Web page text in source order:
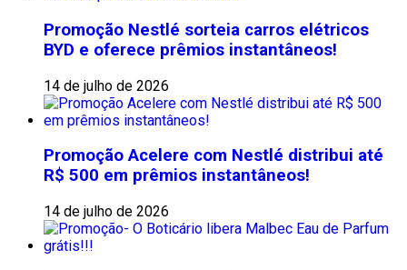
Promoção Nestlé sorteia carros elétricos
BYD e oferece prêmios instantâneos!
14 de julho de 2026
Promoção Acelere com Nestlé distribui até
R$ 500 em prêmios instantâneos!
14 de julho de 2026